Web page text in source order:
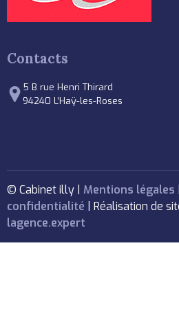
Contacts
5 B rue Henri Thirard
94240 L’Haÿ-les-Roses
© Cabinet illy | Mentions légales |
confidentialité | Réalisation de
lagence.expert